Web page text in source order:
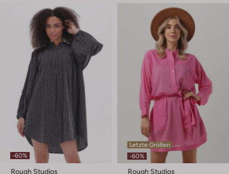
-60%
Rough Studios
Letzte Größen
-60%
Rough Studios